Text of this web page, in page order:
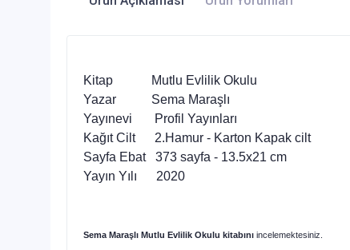
Kitap
Mutlu Evlilik Okulu
Yazar Sema Maraşlı
Yayınevi Profil Yayınları
Kağıt Cilt 2.Hamur - Karton Kapak cilt
Sayfa Ebat 373 sayfa - 13.5x21 cm
Yayın Yılı 2020
Sema Maraşlı Mutlu Evlilik Okulu kitabını incelemektesiniz.